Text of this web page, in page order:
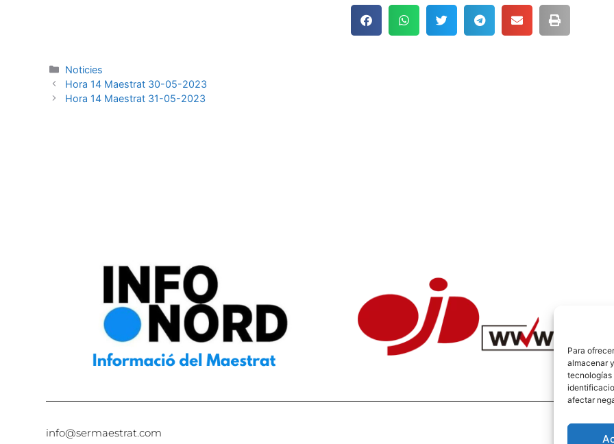
Para
almacenar
tecnologías
afectar
Noticies
Hora 14 Maestrat 30-05-2023
Hora 14 Maestrat 31-05-2023
info@sermaestrat.com